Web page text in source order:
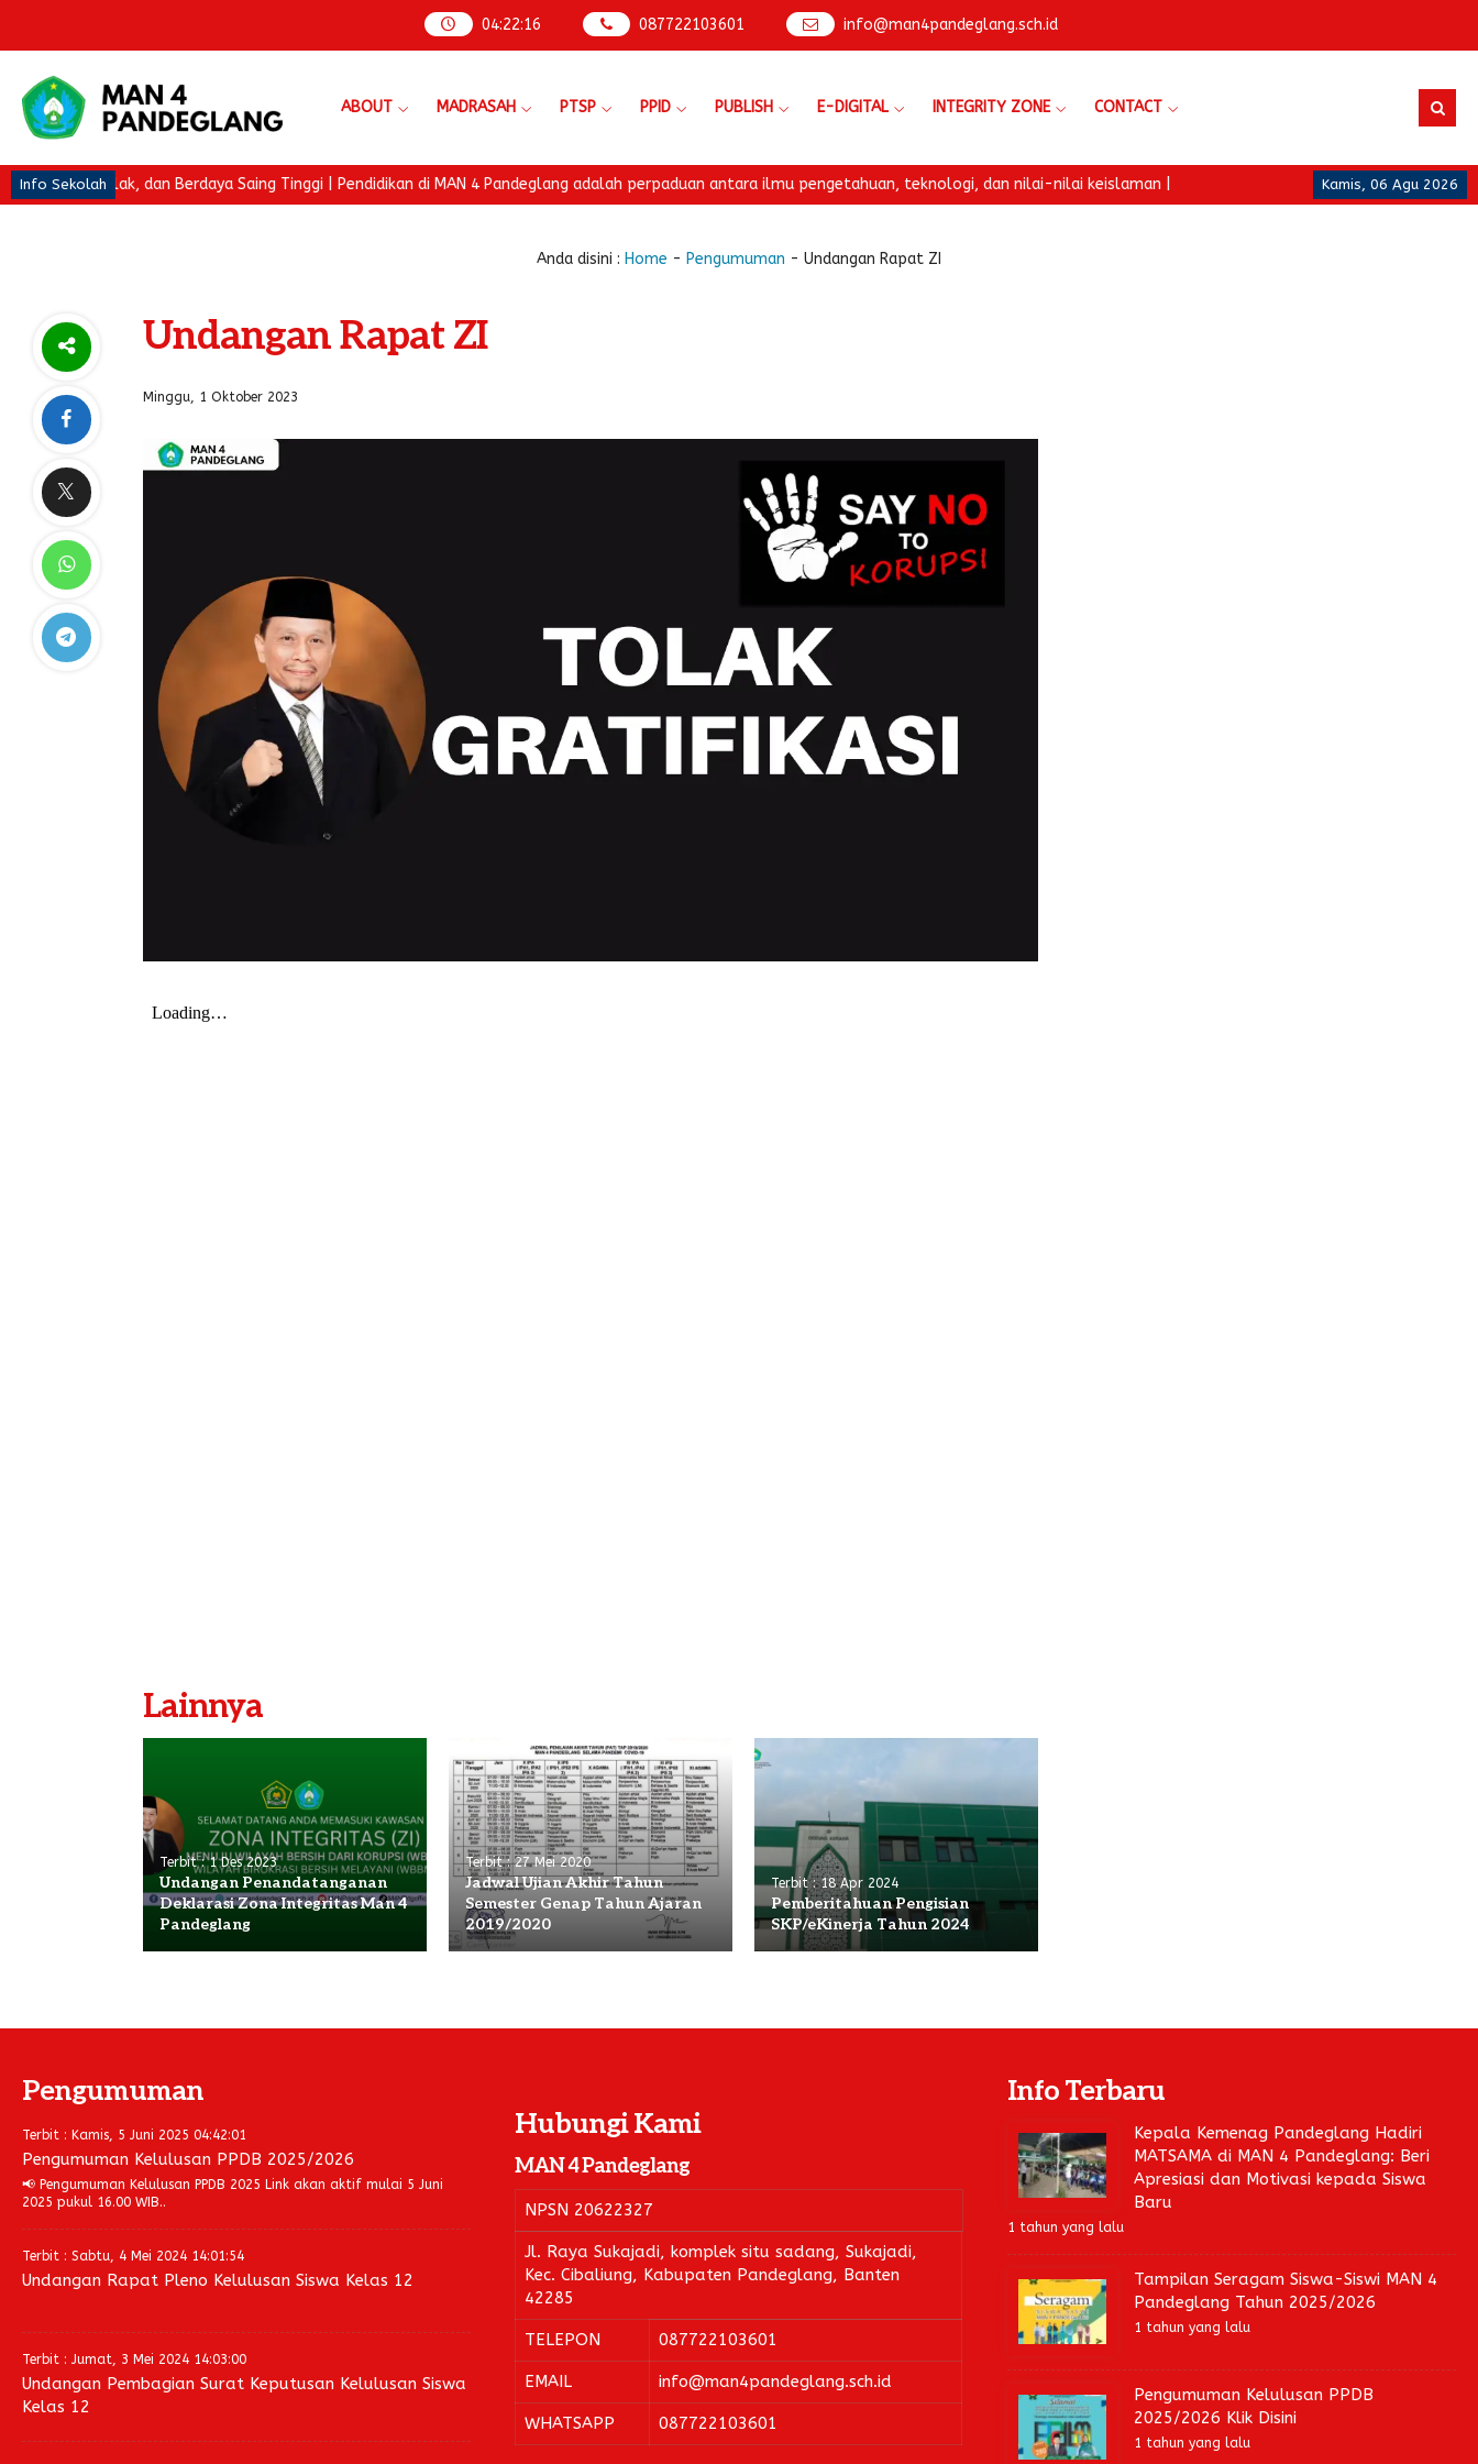
04:22:17 087722103601 info@man4pandeglang.sch.id
ABOUT MADRASAH PTSP PPID PUBLISH E-DIGITAL INTEGRITY ZONE CONTACT
Info Sekolah Kamis, 06 Agu 2026
dan Berdaya Saing Tinggi | Pendidikan di MAN 4 Pandeglang adalah perpaduan antara ilmu pengetahuan, teknologi, dan nilai-nilai keislaman |
Anda disini : Home - Pengumuman - Undangan Rapat ZI
Undangan Rapat ZI
Minggu, 1 Oktober 2023
Lainnya
Terbit : 1 Des 2023
Undangan Penandatanganan
Deklarasi Zona Integritas Man 4
Pandeglang
Terbit : 27 Mei 2020
Jadwal Ujian Akhir Tahun
Semester Genap Tahun Ajaran
2019/2020
Terbit : 18 Apr 2024
Pemberitahuan Pengisian
SKP/eKinerja Tahun 2024
Pengumuman
Terbit : Kamis, 5 Juni 2025 04:42:01
Pengumuman Kelulusan PPDB 2025/2026
📢 Pengumuman Kelulusan PPDB 2025 Link akan aktif mulai 5 Juni
2025 pukul 16.00 WIB..
Terbit : Sabtu, 4 Mei 2024 14:01:54
Undangan Rapat Pleno Kelulusan Siswa Kelas 12
Terbit : Jumat, 3 Mei 2024 14:03:00
Undangan Pembagian Surat Keputusan Kelulusan Siswa
Kelas 12
Hubungi Kami
MAN 4 Pandeglang
NPSN 20622327
Jl. Raya Sukajadi, komplek situ sadang, Sukajadi,
Kec. Cibaliung, Kabupaten Pandeglang, Banten
42285
TELEPON 087722103601
EMAIL info@man4pandeglang.sch.id
WHATSAPP 087722103601
Info Terbaru
Kepala Kemenag Pandeglang Hadiri
MATSAMA di MAN 4 Pandeglang: Beri
Apresiasi dan Motivasi kepada Siswa
Baru
1 tahun yang lalu
Tampilan Seragam Siswa-Siswi MAN 4
Pandeglang Tahun 2025/2026
1 tahun yang lalu
Pengumuman Kelulusan PPDB
2025/2026 Klik Disini
1 tahun yang lalu